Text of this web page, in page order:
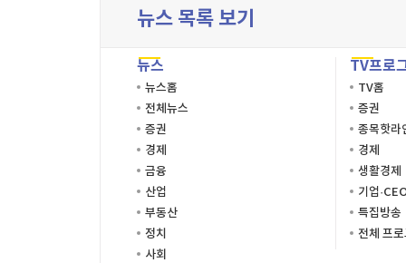
뉴스 목록 보기
뉴스
뉴스홈
전체뉴스
증권
경제
금융
산업
부동산
정치
사회
TV프로
TV홈
증권
종목핫라
경제
생활경제
기업
특집방송
전체 프